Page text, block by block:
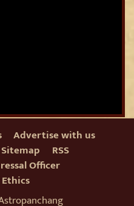
Advertise with us
Sitemap
RSS
Officer